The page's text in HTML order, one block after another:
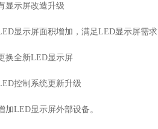
显示屏改造升级
显示屏面积增加，满足LED显示屏需求
换全新LED显示屏
控制系统更新升级
加LED显示屏外部设备。